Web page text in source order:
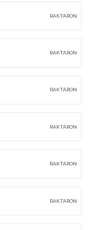
RAKTÁRON
RAKTÁRON
RAKTÁRON
RAKTÁRON
RAKTÁRON
RAKTÁRON